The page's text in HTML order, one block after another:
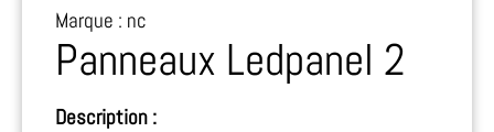
Marque : nc
Panneaux Ledpanel 2
Description :